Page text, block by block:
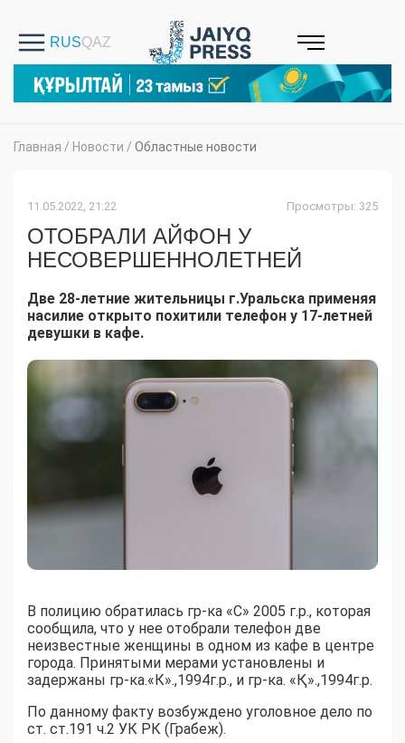
Главная / Новости / Областные новости
11.05.2022, 21:22 Просмотры: 325
ОТОБРАЛИ АЙФОН У
НЕСОВЕРШЕННОЛЕТНЕЙ
Две 28-летние жительницы г.Уральска применяя
насилие открыто похитили телефон у 17-летней
девушки в кафе.
В полицию обратилась гр-ка «С» 2005 г.р., которая
сообщила, что у нее отобрали телефон две
неизвестные женщины в одном из кафе в центре
города. Принятыми мерами установлены и
задержаны гр-ка.«К».,1994г.р., и гр-ка. «Қ».,1994г.р.
По данному факту возбуждено уголовное дело по
ст. ст.191 ч.2 УК РК (Грабеж).